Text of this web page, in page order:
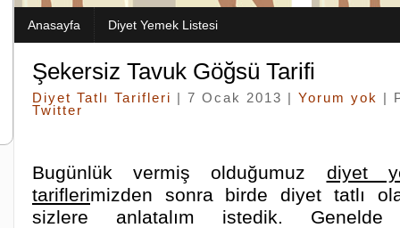
Anasayfa Diyet Yemek Listesi
Şekersiz Tavuk Göğsü Tarifi
Diyet Tatlı Tarifleri | 7 Ocak 2013 | Yorum yok
|
Twitter
Bugünlük vermiş olduğumuz diyet
tariflerimizden sonra birde diyet tatlı
sizlere anlatalım istedik.